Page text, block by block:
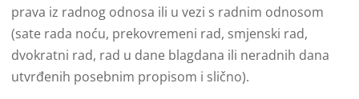
prava iz radnog odnosa ili u vezi s radnim odnosom
(sate rada noću, prekovremeni rad, smjenski rad,
dvokratni rad, rad u dane blagdana ili neradnih dana
utvrđenih posebnim propisom i slično).